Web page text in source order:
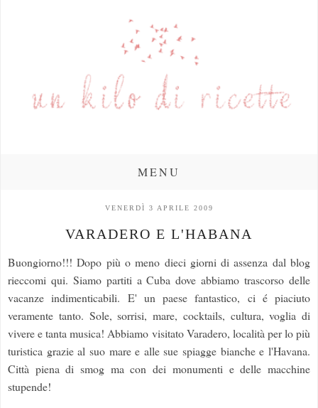
MENU
VENERDÌ 3 APRILE 2009
VARADERO E L'HABANA
Buongiorno!!! Dopo più o meno dieci giorni di assenza dal blog
rieccomi qui. Siamo partiti a Cuba dove abbiamo trascorso delle
vacanze indimenticabili. E' un paese fantastico, ci é piaciuto
veramente tanto. Sole, sorrisi, mare, cocktails, cultura, voglia di
vivere e tanta musica! Abbiamo visitato Varadero, località per lo più
turistica grazie al suo mare e alle sue spiagge bianche e l'Havana.
Città piena di smog ma con dei monumenti e delle macchine
stupende!